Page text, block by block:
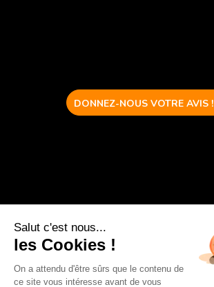
DONNEZ-NOUS VOTRE AVIS !
Salut c'est nous...
les Cookies !
On a attendu d'être sûrs que le contenu de
ce site vous intéresse avant de vous